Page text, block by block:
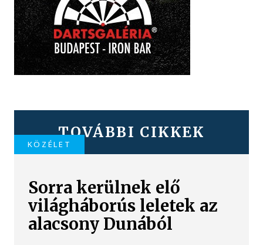
TOVÁBBI CIKKEK
KÖZÉLET
Sorra kerülnek elő
világháborús leletek az
alacsony Dunából